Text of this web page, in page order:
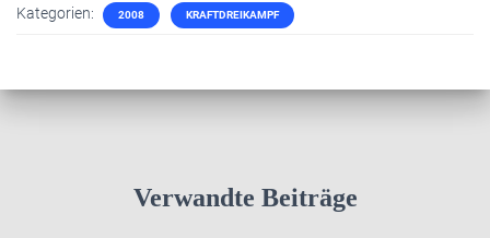
Kategorien: 2008 KRAFTDREIKAMPF
Verwandte Beiträge